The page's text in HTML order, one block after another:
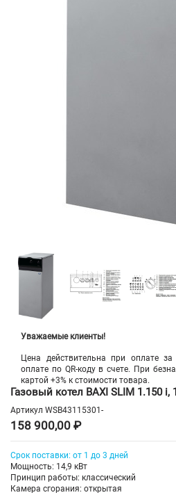
Уважаемые клиенты!
Цена действительна при оплате
оплате по QR-коду в счете. При
картой +3% к стоимости товара.
Газовый котел BAXI SLIM 1.150 i,
Артикул WSB43115301-
158 900,00 ₽
Срок поставки: от 1 до 3 дней
Мощность: 14,9 кВт
Принцип работы: классический
Камера сгорания: открытая